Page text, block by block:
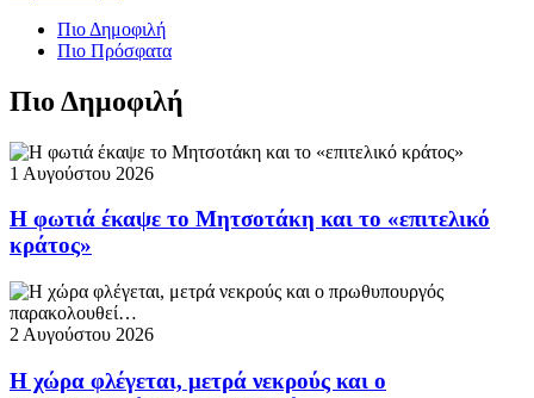
Πιο Δημοφιλή
Πιο Πρόσφατα
Πιο Δημοφιλή
1 Αυγούστου 2026
Η φωτιά έκαψε το Μητσοτάκη και το «επιτελικό
κράτος»
2 Αυγούστου 2026
Η χώρα φλέγεται, μετρά νεκρούς και ο